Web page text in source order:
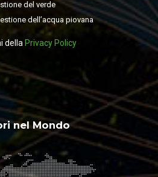
del verde
dell’acqua piovana
della Privacy Policy
nel Mondo